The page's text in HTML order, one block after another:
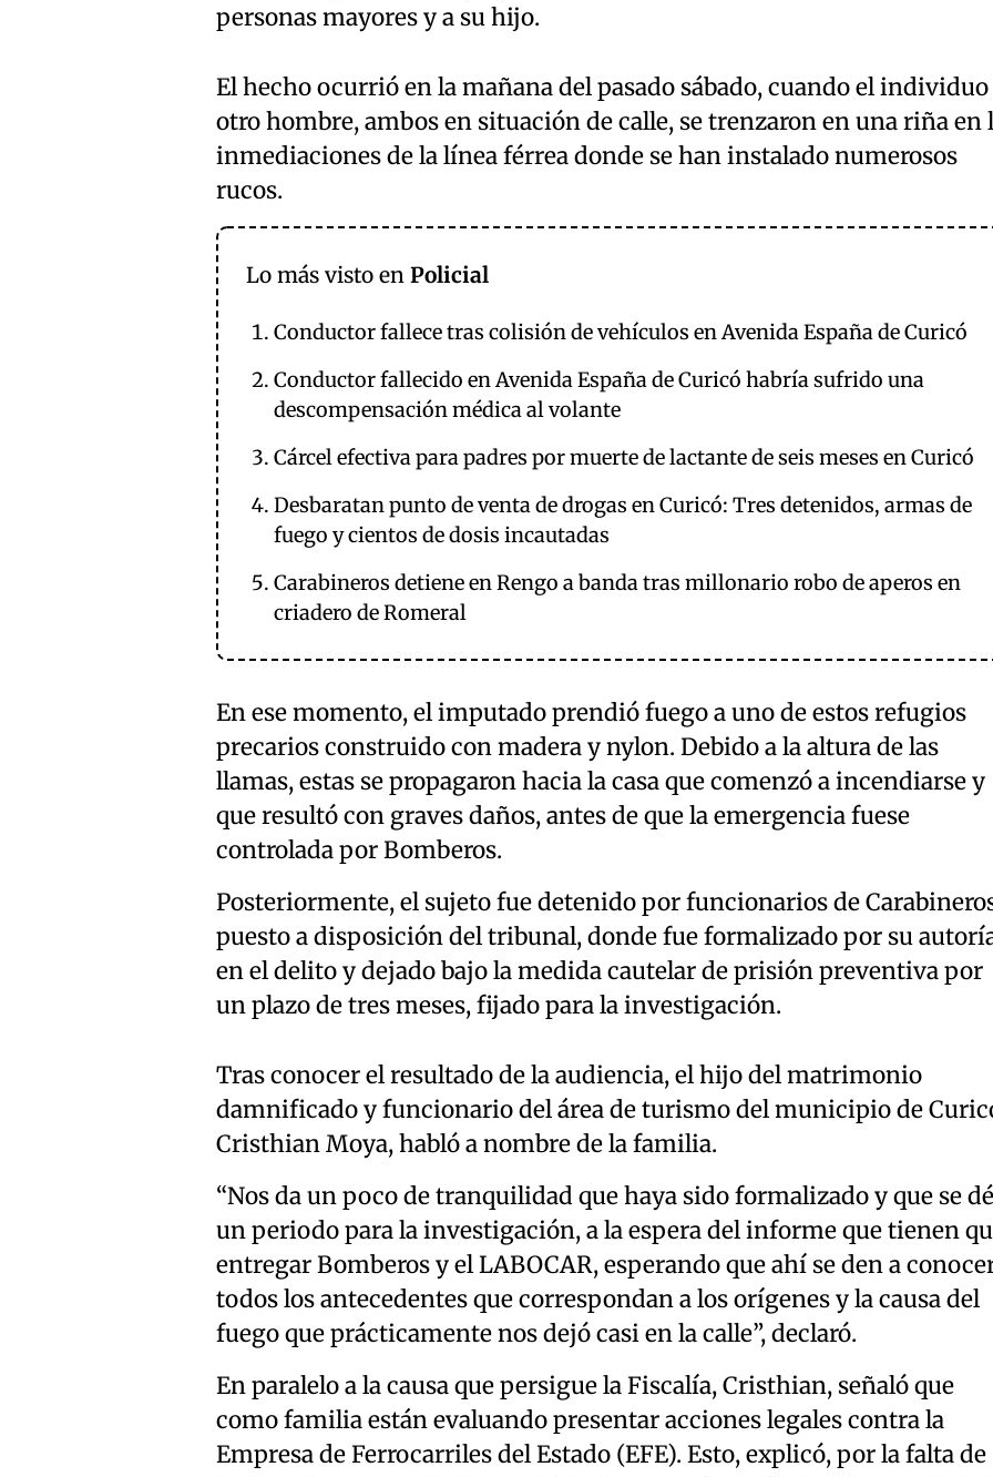
personas mayores y a su hijo.
El hecho ocurrió en la mañana del pasado sábado, cuando el individuo
otro hombre, ambos en situación de calle, se trenzaron en una riña en
inmediaciones de la línea férrea donde se han instalado numerosos
rucos.
Lo más visto en Policial
Conductor fallece tras colisión de vehículos en Avenida España de Curicó
Conductor fallecido en Avenida España de Curicó habría sufrido una
descompensación médica al volante
Cárcel efectiva para padres por muerte de lactante de seis meses en Curicó
Desbaratan punto de venta de drogas en Curicó: Tres detenidos, armas de
fuego y cientos de dosis incautadas
Carabineros detiene en Rengo a banda tras millonario robo de aperos en
criadero de Romeral
En ese momento, el imputado prendió fuego a uno de estos refugios
precarios construido con madera y nylon. Debido a la altura de las
llamas, estas se propagaron hacia la casa que comenzó a incendiarse y
que resultó con graves daños, antes de que la emergencia fuese
controlada por Bomberos.
Posteriormente, el sujeto fue detenido por funcionarios de
puesto a disposición del tribunal, donde fue formalizado por su
en el delito y dejado bajo la medida cautelar de prisión preventiva por
un plazo de tres meses, fijado para la investigación.
Tras conocer el resultado de la audiencia, el hijo del matrimonio
damnificado y funcionario del área de turismo del municipio de
Cristhian Moya, habló a nombre de la familia.
“Nos da un poco de tranquilidad que haya sido formalizado y que se dé
un periodo para la investigación, a la espera del informe que tienen
entregar Bomberos y el LABOCAR, esperando que ahí se den a
todos los antecedentes que correspondan a los orígenes y la causa del
fuego que prácticamente nos dejó casi en la calle”, declaró.
En paralelo a la causa que persigue la Fiscalía, Cristhian, señaló que
como familia están evaluando presentar acciones legales contra la
Empresa de Ferrocarriles del Estado (EFE). Esto, explicó, por la falta de